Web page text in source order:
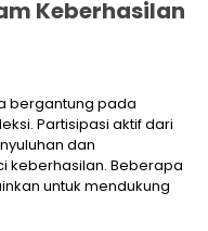
Keberhasilan
bergantung pada
Partisipasi aktif dari
dan
keberhasilan. Beberapa
untuk mendukung